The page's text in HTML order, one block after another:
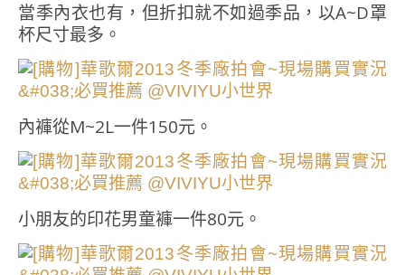
當季內衣也有，但折扣就不如過季品，以A~D罩
杯尺寸最多。
內褲從M~2L一件150元。
小朋友的印花男童褲一件80元。